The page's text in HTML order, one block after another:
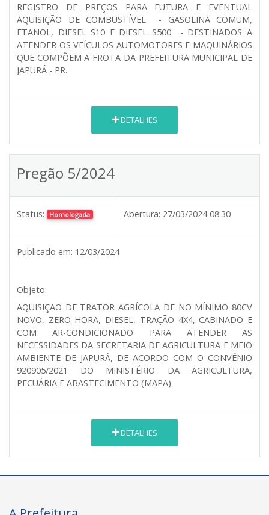
REGISTRO DE PREÇOS PARA FUTURA E EVENTUAL
AQUISIÇÃO DE COMBUSTÍVEL - GASOLINA COMUM,
ETANOL, DIESEL S10 E DIESEL S500 - DESTINADOS A
ATENDER OS VEÍCULOS AUTOMOTORES E MAQUINÁRIOS
QUE COMPÕEM A FROTA DA PREFEITURA MUNICIPAL DE
JAPURÁ - PR.
DETALHES
Pregão 5/2024
Status: Homologada Abertura: 27/03/2024 08:30
Publicado em: 12/03/2024
Objeto:
AQUISIÇÃO DE TRATOR AGRÍCOLA DE NO MÍNIMO 80CV
NOVO, ZERO HORA, DIESEL, TRAÇÃO 4X4, CABINADO E
COM AR-CONDICIONADO PARA ATENDER AS
NECESSIDADES DA SECRETARIA DE AGRICULTURA E MEIO
AMBIENTE DE JAPURÁ, DE ACORDO COM O CONVÊNIO
920905/2021 DO MINISTÉRIO DA AGRICULTURA,
PECUÁRIA E ABASTECIMENTO (MAPA)
DETALHES